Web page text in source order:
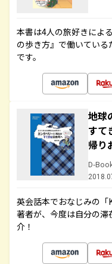
本書は4人の旅好きによ
の歩き方』で働いてい
です。
地球
すて
帰り
D-
英会話本でおなじみの「
著者が、今度は自分の
介！